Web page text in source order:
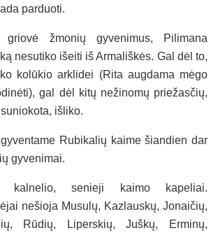
parduoti.
griovė žmonių gyvenimus, Pilimana
nesutiko išeiti iš Armališkės. Gal dėl to,
kolūkio arklidei (Rita augdama mėgo
gal dėl kitų nežinomų priežasčių,
išliko.
Rubikalių kaime šiandien dar
gyvenimai.
senieji kaimo kapeliai.
nešioja Musulų, Kazlauskų, Jonaičių,
Rūdių, Liperskių, Juškų, Erminų,